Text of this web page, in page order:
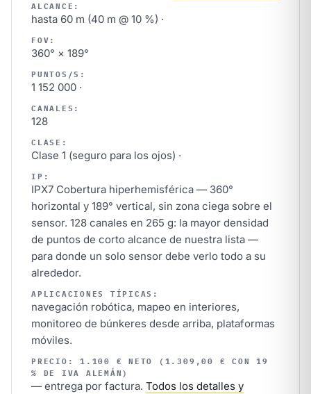
ALCANCE:
hasta 60 m (40 m @ 10 %) ·
FOV:
360° × 189°
PUNTOS/S:
1 152 000 ·
CANALES:
128
CLASE:
Clase 1 (seguro para los ojos) ·
IP:
IPX7 Cobertura hiperhemisférica — 360°
horizontal y 189° vertical, sin zona ciega sobre el
sensor. 128 canales en 265 g: la mayor densidad
de puntos de corto alcance de nuestra lista —
para donde un solo sensor debe verlo todo a su
alrededor.
APLICACIONES TÍPICAS:
navegación robótica, mapeo en interiores,
monitoreo de búnkeres desde arriba, plataformas
móviles.
PRECIO: 1.100 € NETO (1.309,00 € CON 19
% DE IVA ALEMÁN)
— entrega por factura. Todos los detalles y